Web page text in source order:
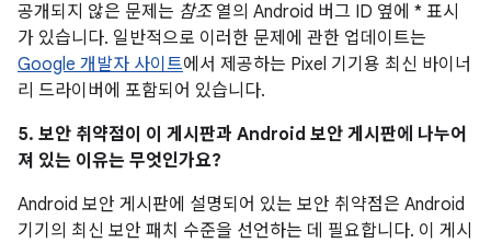
공개되지 않은 문제는 참조열의 Android 버그 ID 옆에 * 표시
가 있습니다. 일반적으로 이러한 문제에 관한 업데이트는
Google 개발자 사이트에서 제공하는 Pixel 기기용 최신 바이너
리 드라이버에 포함되어 있습니다.
5. 보안 취약점이 이 게시판과 Android 보안 게시판에 나누어
져 있는 이유는 무엇인가요?
Android 보안 게시판에 설명되어 있는 보안 취약점은 Android
기기의 최신 보안 패치 수준을 선언하는 데 필요합니다. 이 게시